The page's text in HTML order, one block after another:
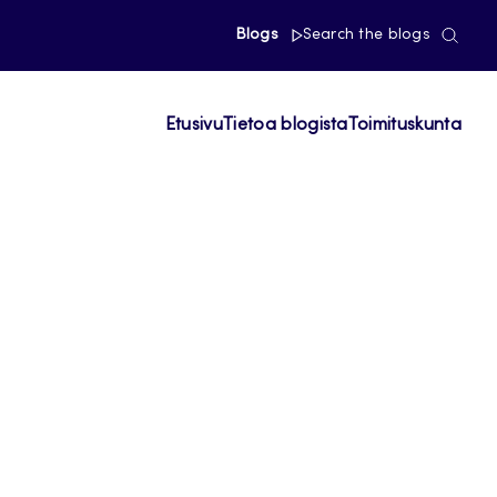
Blogs Search the blogs
Etusivu Tietoa blogista Toimituskunta